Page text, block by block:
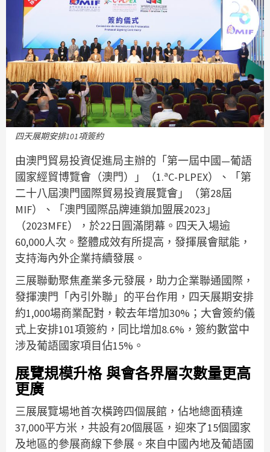
四天展期安排101項簽約
由澳門貿易投資促進局主辦的「第一屆中國—葡語
國家經貿博覽會（澳門）」（1.ªC-PLPEX）、「第
二十八屆澳門國際貿易投資展覽會」（第28屆
MIF）、「澳門國際品牌連鎖加盟展2023」
（2023MFE），於22日圓滿閉幕。四天入場逾
60,000人次。整體成效有所提高，發揮展會賦能，
支持海內外企業持續發展。
三展聯動聚焦產業多元發展，助力企業聯通國際，
發揮澳門「內引外聯」的平台作用，四天展期安排
約1,000場商業配對，較去年增加30%；大會簽約儀
式上安排101項簽約，同比增加8.6%，簽約數當中
涉及葡語國家項目佔15%。
展覽規模升格 與會各界層次數量更高
更廣
三展展覽場地首次橫跨四個展館，佔地總面積達
37,000平方米，共設有20個展區，迎來了15個國家
及地區的參展商線下參展。來自中國內地及葡語國